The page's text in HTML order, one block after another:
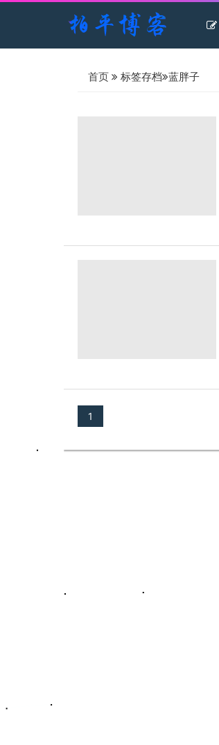
首页 标签存档 蓝胖子
1